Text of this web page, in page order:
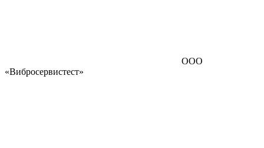
ООО
«Вибросервистест»